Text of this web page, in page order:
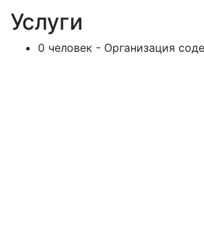
Услуги
0 человек - Организация